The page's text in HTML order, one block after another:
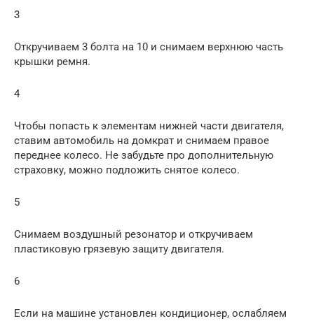
3
Откручиваем 3 болта на 10 и снимаем верхнюю часть
крышки ремня.
4
Чтобы попасть к элементам нижней части двигателя,
ставим автомобиль на домкрат и снимаем правое
переднее колесо. Не забудьте про дополнительную
страховку, можно подложить снятое колесо.
5
Снимаем воздушный резонатор и откручиваем
пластиковую грязевую защиту двигателя.
6
Если на машине установлен кондиционер, ослабляем